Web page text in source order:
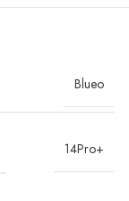
y es resistente
Olvídate de las
han
Blueo, este
Blueo
14Pro+